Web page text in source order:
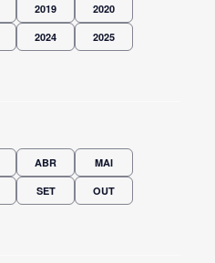
2019 2020
2024 2025
ABR MAI
SET OUT